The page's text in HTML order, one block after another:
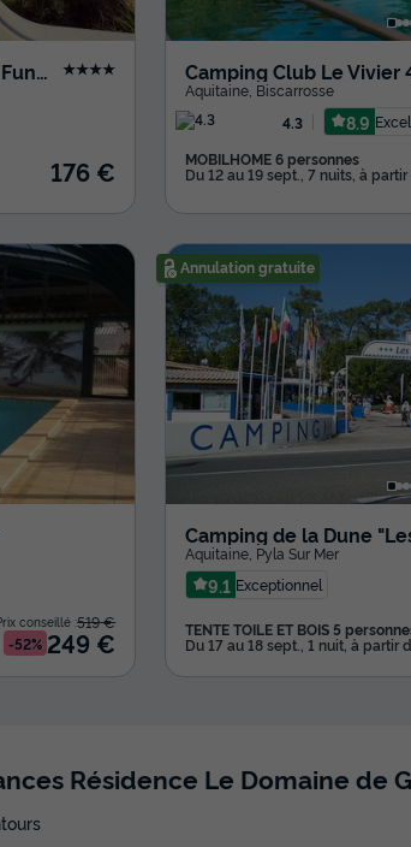
Camping Siblu de La Plage Mimizan Funpass inclus
★★★★
176 €
Aquitaine Biscarrosse
4.3
8.9
MOBILHOME 6 personnes
Du 12 au 19 sept., 7 nuits, à
conseillé :519 €
-52% 249 €
Annulation gratuite
Camping de la Dune
Aquitaine Pyla Sur Mer
9.1 Exceptionnel
TENTE TOILE ET BOIS 5
Du 17 au 18 sept., 1 nuit, à partir
Résidence Le Domaine de